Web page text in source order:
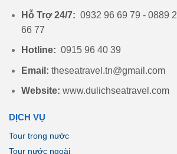
Hỗ Trợ 24/7: 0932 96 69 79 - 0889
66 77
Hotline: 0915 96 40 39
Email: theseatravel.tn@gmail.com
Website: www.dulichseatravel.com
DỊCH VỤ
Tour trong nước
Tour nước ngoài